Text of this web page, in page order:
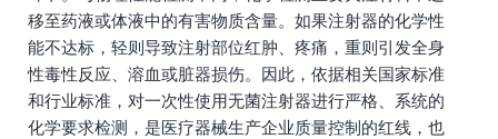
移至药液或体液中的有害物质含量。如果注射器的化学性
能不达标，轻则导致注射部位红肿、疼痛，重则引发全身
性毒性反应、溶血或脏器损伤。因此，依据相关国家标准
和行业标准，对一次性使用无菌注射器进行严格、系统的
化学要求检测，是医疗器械生产企业质量控制的红线，也